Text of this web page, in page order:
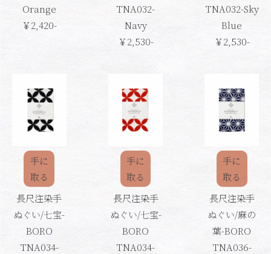
Orange
￥2,420-
TNA032-
Navy
￥2,530-
TNA032-Sky
Blue
￥2,530-
手に
取る
長尺注染手
ぬぐい/七宝-
BORO
TNA034-
手に
取る
長尺注染手
ぬぐい/七宝-
BORO
TNA034-
手に
取る
長尺注染手
ぬぐい/麻の
葉-BORO
TNA036-